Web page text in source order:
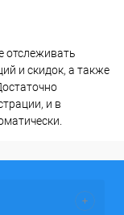
отслеживать
и скидок, а также
и в